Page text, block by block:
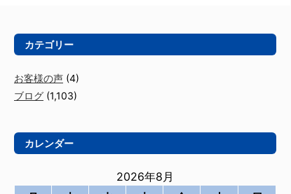
カテゴリー
お客様の声 (4)
ブログ (1,103)
カレンダー
2026年8月